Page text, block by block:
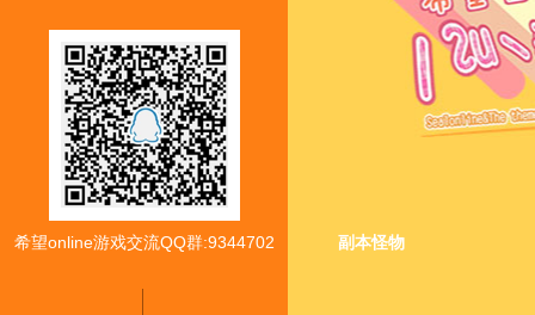
希望online游戏交流QQ群:9344702 副本怪物